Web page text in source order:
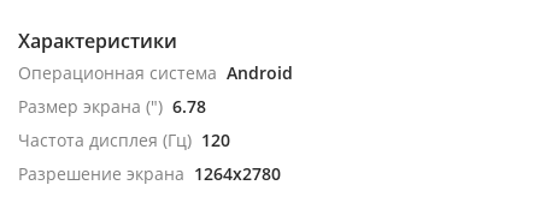
Характеристики
Операционная система Android
Размер экрана (") 6.78
Частота дисплея (Гц) 120
Разрешение экрана 1264x2780